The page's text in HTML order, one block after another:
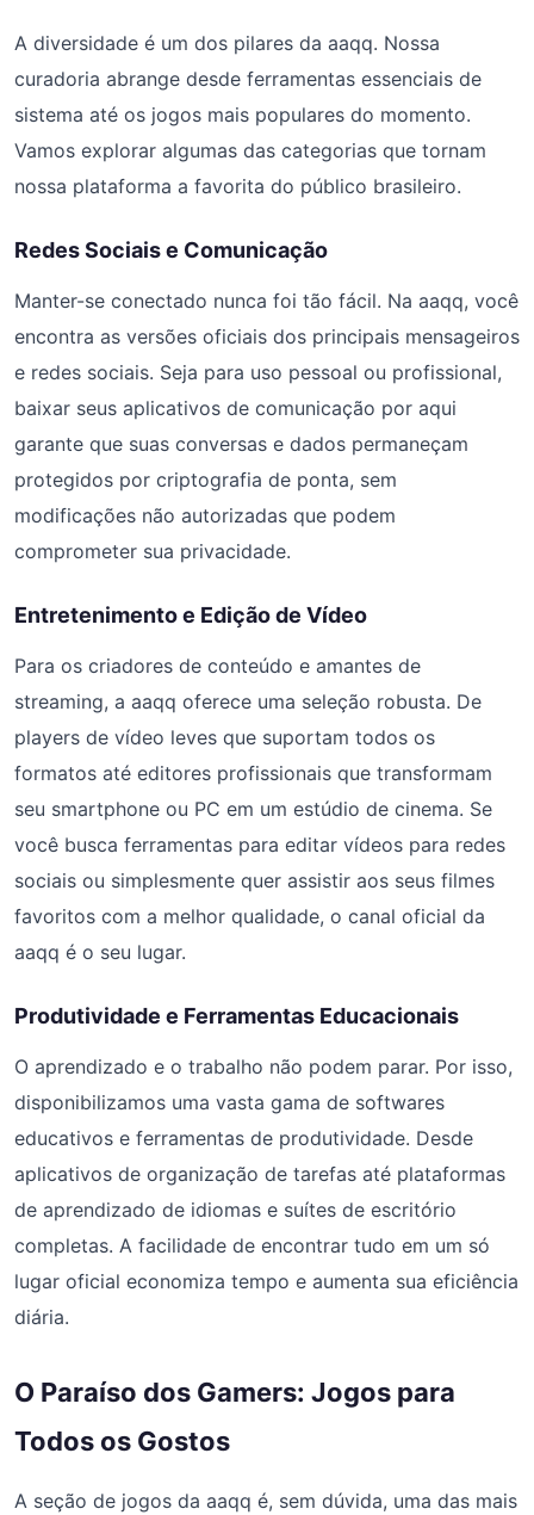
A diversidade é um dos pilares da aaqq. Nossa
curadoria abrange desde ferramentas essenciais de
sistema até os jogos mais populares do momento.
Vamos explorar algumas das categorias que tornam
nossa plataforma a favorita do público brasileiro.
Redes Sociais e Comunicação
Manter-se conectado nunca foi tão fácil. Na aaqq, você
encontra as versões oficiais dos principais mensageiros
e redes sociais. Seja para uso pessoal ou profissional,
baixar seus aplicativos de comunicação por aqui
garante que suas conversas e dados permaneçam
protegidos por criptografia de ponta, sem
modificações não autorizadas que podem
comprometer sua privacidade.
Entretenimento e Edição de Vídeo
Para os criadores de conteúdo e amantes de
streaming, a aaqq oferece uma seleção robusta. De
players de vídeo leves que suportam todos os
formatos até editores profissionais que transformam
seu smartphone ou PC em um estúdio de cinema. Se
você busca ferramentas para editar vídeos para redes
sociais ou simplesmente quer assistir aos seus filmes
favoritos com a melhor qualidade, o canal oficial da
aaqq é o seu lugar.
Produtividade e Ferramentas Educacionais
O aprendizado e o trabalho não podem parar. Por isso,
disponibilizamos uma vasta gama de softwares
educativos e ferramentas de produtividade. Desde
aplicativos de organização de tarefas até plataformas
de aprendizado de idiomas e suítes de escritório
completas. A facilidade de encontrar tudo em um só
lugar oficial economiza tempo e aumenta sua eficiência
diária.
O Paraíso dos Gamers: Jogos para
Todos os Gostos
A seção de jogos da aaqq é, sem dúvida, uma das mais